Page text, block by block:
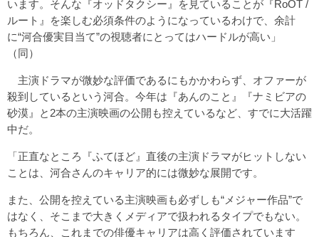
います。そんな『オッドタクシー』を見ていることが『RoOT /
ルート』を楽しむ必須条件のようになっているわけで、余計
に“河合優実目当て”の視聴者にとってはハードルが高い」
（同）
主演ドラマが微妙な評価であるにもかかわらず、オファーが
殺到しているという河合。今年は『あんのこと』『ナミビアの
砂漠』と2本の主演映画の公開も控えているなど、すでに大活躍
中だ。
「正直なところ『ふてほど』直後の主演ドラマがヒットしない
ことは、河合さんのキャリア的には微妙な展開です。
また、公開を控えている主演映画も必ずしも“メジャー作品”で
はなく、そこまで大きくメディアで扱われるタイプでもない。
もちろん、これまでの俳優キャリアは高く評価されています